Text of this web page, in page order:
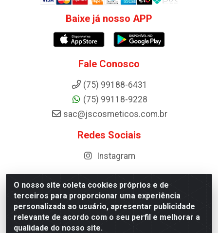
O nosso site coleta cookies próprios e de
terceiros para proporcionar uma experiência
personalizada ao usuário, apresentar publicidade
relevante de acordo com o seu perfil e melhorar a
qualidade do nosso site.
Baixe já nosso APP
Fale Conosco
(75) 99188-6431
(75) 99118-9228
sac@jscosmeticos.com.br
Redes Sociais
Instagram
Distribuidora de Cosméticos Antoneto LTDA - BA-052,
km 87 - Industrial, Ipirá - BA, 44600-000 - CNPJ
10.984.107/0001-75